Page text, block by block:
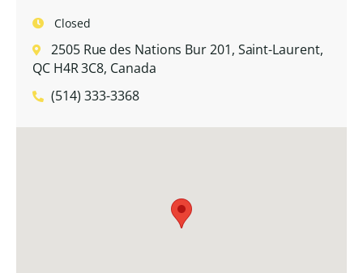
Closed
2505 Rue des Nations Bur 201, Saint-Laurent,
QC H4R 3C8, Canada
(514) 333-3368